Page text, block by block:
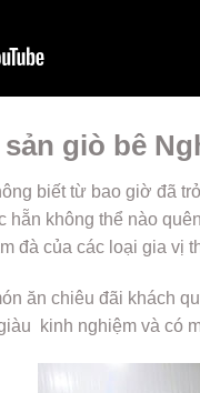
giò bê
biết từ bao giờ đã
hẵn không thể nào
đà của các loại gia vị
ăn chiêu đãi khách
kinh nghiệm và có